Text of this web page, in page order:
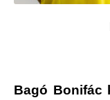
Bagó Bonifác